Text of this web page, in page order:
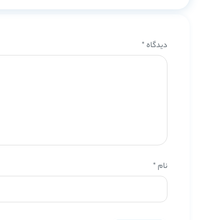
دیدگاه *
نام *